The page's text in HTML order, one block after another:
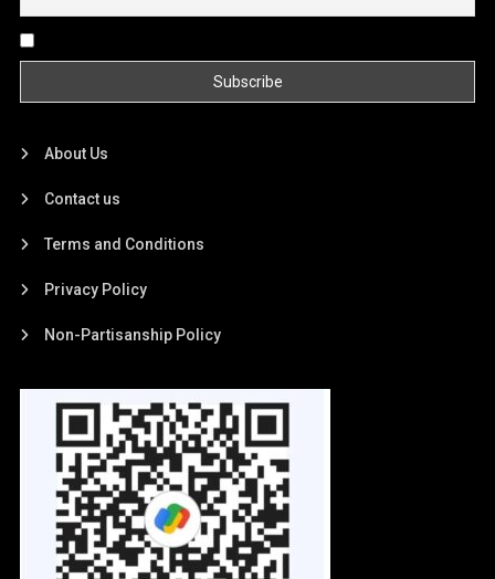
About Us
Contact us
Terms and Conditions
Privacy Policy
Non-Partisanship Policy